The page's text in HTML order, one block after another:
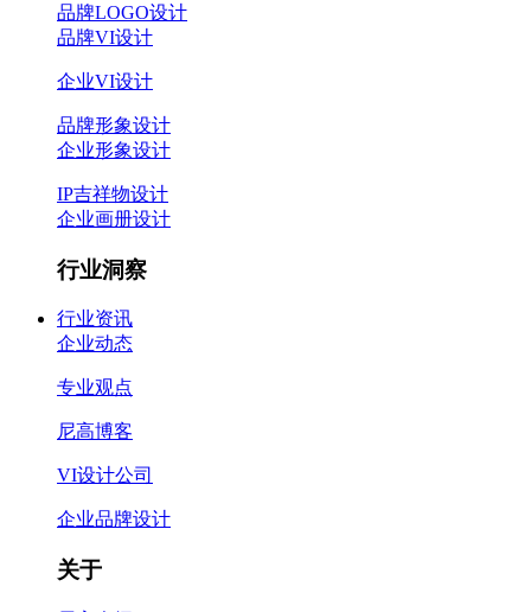
品牌LOGO设计
品牌VI设计
企业VI设计
品牌形象设计
企业形象设计
IP吉祥物设计
企业画册设计
行业洞察
行业资讯
企业动态
专业观点
尼高博客
VI设计公司
企业品牌设计
关于